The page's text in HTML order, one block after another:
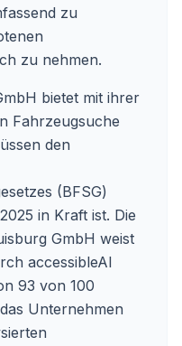
zu
zu nehmen.
bietet mit ihrer
Fahrzeugsuche
den
(BFSG)
in Kraft ist. Die
GmbH weist
accessibleAI
93 von 100
Unternehmen